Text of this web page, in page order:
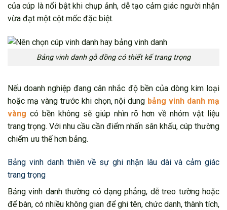
của cúp là nổi bật khi chụp ảnh, dễ tạo cảm giác người nhận
vừa đạt một cột mốc đặc biệt.
Bảng vinh danh gỗ đồng có thiết kế trang trọng
Nếu doanh nghiệp đang cân nhắc độ bền của dòng kim loại
hoặc mạ vàng trước khi chọn, nội dung bảng vinh danh mạ
vàng có bền không sẽ giúp nhìn rõ hơn về nhóm vật liệu
trang trọng. Với nhu cầu cần điểm nhấn sân khấu, cúp thường
chiếm ưu thế hơn bảng.
Bảng vinh danh thiên về sự ghi nhận lâu dài và cảm giác
trang trọng
Bảng vinh danh thường có dạng phẳng, dễ treo tường hoặc
để bàn, có nhiều không gian để ghi tên, chức danh, thành tích,